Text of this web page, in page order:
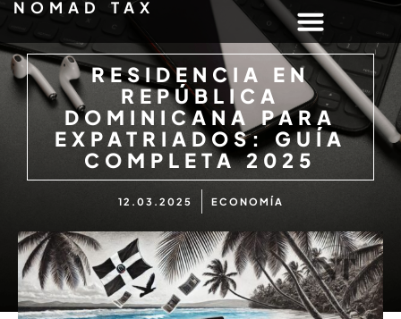
NOMAD TAX
RESIDENCIA EN
REPÚBLICA
DOMINICANA PARA
EXPATRIADOS: GUÍA
COMPLETA 2025
12.03.2025 ECONOMÍA